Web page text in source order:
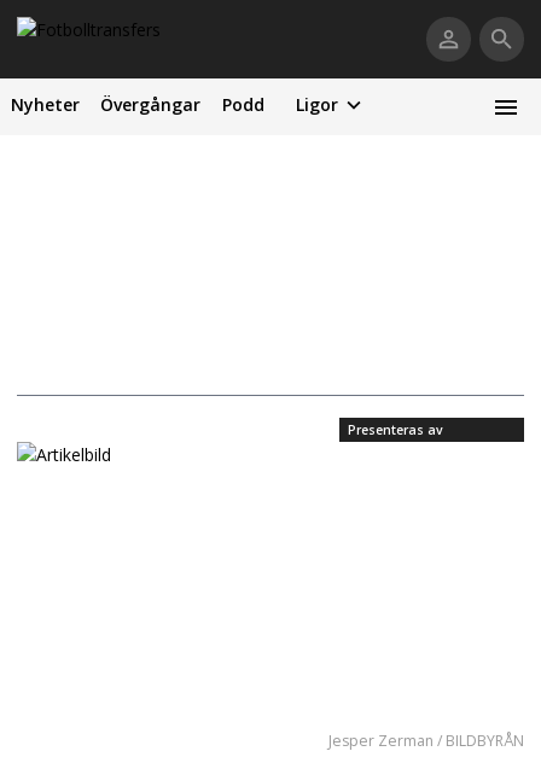
Nyheter Övergångar Podd Ligor
Presenteras av
Jesper Zerman / BILDBYRÅN